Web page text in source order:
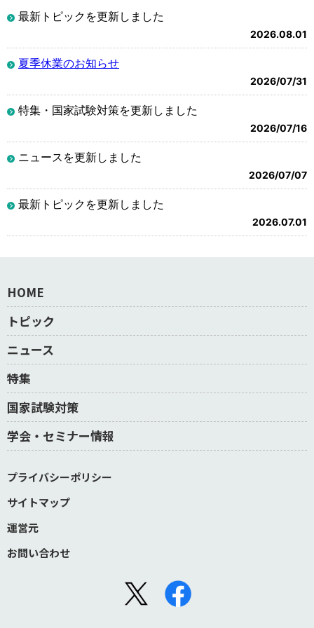
最新トピックを更新しました
2026.08.01
夏季休業のお知らせ
2026/07/31
特集・国家試験対策を更新しました
2026/07/16
ニュースを更新しました
2026/07/07
最新トピックを更新しました
2026.07.01
HOME
トピック
ニュース
特集
国家試験対策
学会・セミナー情報
プライバシーポリシー
サイトマップ
運営元
お問い合わせ